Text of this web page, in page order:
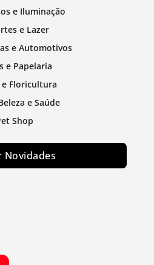
e Iluminação
e Lazer
e Automotivos
e Papelaria
e Floricultura
e Saúde
Shop
Novidades